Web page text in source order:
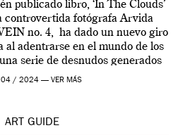
publicado libro, ‘In The Clouds’
controvertida fotógrafa Arvida
no. 4, ha dado un nuevo giro
al adentrarse en el mundo de los
serie de desnudos generados
por […]
/ 2024 — VER MÁS
ART GUIDE